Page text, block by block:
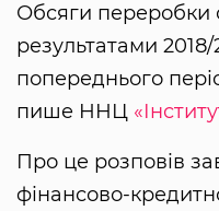
Обсяги переробки
результатами
попереднього
пише ННЦ
Про це розповів
фінансово-